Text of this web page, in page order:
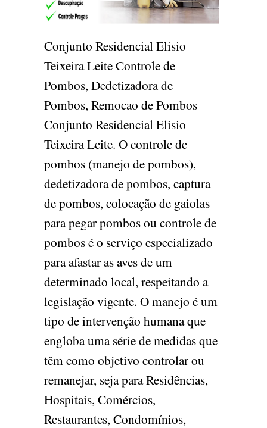
Conjunto Residencial Elisio
Teixeira Leite Controle de
Pombos, Dedetizadora de
Pombos, Remocao de Pombos
Conjunto Residencial Elisio
Teixeira Leite. O controle de
pombos (manejo de pombos),
dedetizadora de pombos, captura
de pombos, colocação de gaiolas
para pegar pombos ou controle de
pombos é o serviço especializado
para afastar as aves de um
determinado local, respeitando a
legislação vigente. O manejo é um
tipo de intervenção humana que
engloba uma série de medidas que
têm como objetivo controlar ou
remanejar, seja para Residências,
Hospitais, Comércios,
Restaurantes, Condomínios,